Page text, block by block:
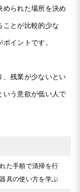
られた場所を決め
ことが比較的少な
イントです。
残業が少ないとい
いう意欲が低い人で
た手順で清掃を行
具の使い方を学ぶ